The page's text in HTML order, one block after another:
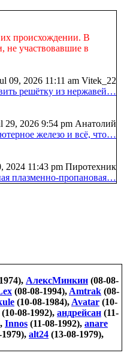
происхождении. В
не участвовавшие в
09, 2026 11:11 am Vitek_22
решётку из нержавей…
29, 2026 9:54 pm Анатолий
железо и всё, что…
2024 11:43 pm Пиротехник
плазменно-пропановая…
АлексМинкин (08-08-
(08-08-1994), Amtrak (08-
(10-08-1984), Avatar (10-
(10-08-1992), андрейсан (11-
Innos (11-08-1992), anare
alt24 (13-08-1979),